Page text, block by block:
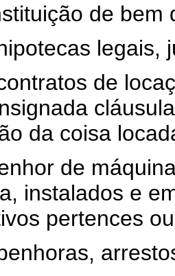
de bem
legais,
de
da coisa
de
instalados e
pertences